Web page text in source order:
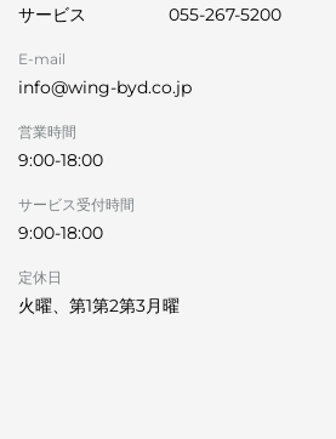
サービス
055-267-5200
E-mail
info@wing-byd.co.jp
営業時間
9:00-18:00
サービス受付時間
9:00-18:00
定休日
火曜、第1第2第3月曜